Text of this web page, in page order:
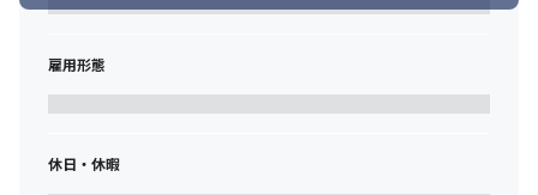
雇用形態
休日・休暇